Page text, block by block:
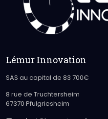
Lémur Innovation
SAS au capital de 83 700€
8 rue de Truchtersheim
67370 Pfulgriesheim